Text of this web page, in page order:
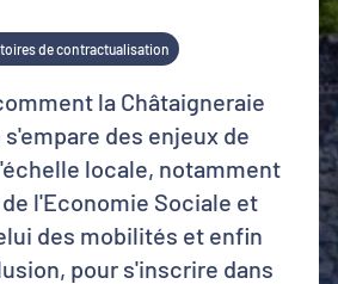
de contractualisation
la Châtaigneraie
des enjeux de
locale, notamment
l'Economie Sociale et
des mobilités et enfin
pour s'inscrire dans